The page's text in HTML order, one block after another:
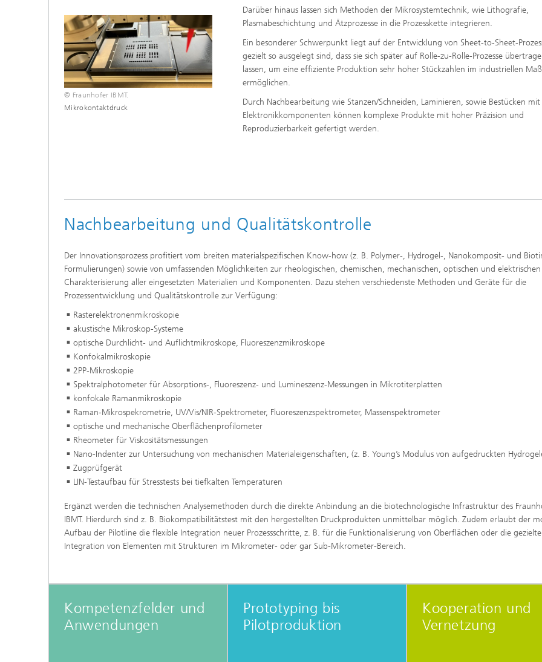
© Fraunhofer IBMT.
Mikrokontaktdruck
Darüber hinaus lassen sich Methoden der Mikrosystemtechnik, wie Lithografie,
Plasmabeschichtung und Ätzprozesse in die Prozesskette integrieren.
Ein besonderer Schwerpunkt liegt auf der Entwicklung von Sheet-to-Sheet-
gezielt so ausgelegt sind, dass sie sich später auf Rolle-zu-Rolle-Prozesse
lassen, um eine effiziente Produktion sehr hoher Stückzahlen im industriellen
ermöglichen.
Durch Nachbearbeitung wie Stanzen/Schneiden, Laminieren, sowie Bestücken mit
Elektronikkomponenten können komplexe Produkte mit hoher Präzision und
Reproduzierbarkeit gefertigt werden.
Nachbearbeitung und Qualitätskontrolle
Der Innovationsprozess profitiert vom breiten materialspezifischen Know-how (z. B. Polymer-, Hydrogel-, Nanokomposit- und
Formulierungen) sowie von umfassenden Möglichkeiten zur rheologischen, chemischen, mechanischen, optischen und elektrischen
Charakterisierung aller eingesetzten Materialien und Komponenten. Dazu stehen verschiedenste Methoden und Geräte für die
Prozessentwicklung und Qualitätskontrolle zur Verfügung:
Rasterelektronenmikroskopie
akustische Mikroskop-Systeme
optische Durchlicht- und Auflichtmikroskope, Fluoreszenzmikroskope
Konfokalmikroskopie
2PP-Mikroskopie
Spektralphotometer für Absorptions-, Fluoreszenz- und Lumineszenz-Messungen in Mikrotiterplatten
konfokale Ramanmikroskopie
Raman-Mikrospekrometrie, UV/Vis/NIR-Spektrometer, Fluoreszenzspektrometer, Massenspektrometer
optische und mechanische Oberflächenprofilometer
Rheometer für Viskositätsmessungen
Nano-Indenter zur Untersuchung von mechanischen Materialeigenschaften, (z. B. Young’s Modulus von aufgedruckten
Zugprüfgerät
LIN-Testaufbau für Stresstests bei tiefkalten Temperaturen
Ergänzt werden die technischen Analysemethoden durch die direkte Anbindung an die biotechnologische Infrastruktur des
IBMT. Hierdurch sind z. B. Biokompatibilitätstest mit den hergestellten Druckprodukten unmittelbar möglich. Zudem erlaubt der
Aufbau der Pilotline die flexible Integration neuer Prozessschritte, z. B. für die Funktionalisierung von Oberflächen oder die gezielte
Integration von Elementen mit Strukturen im Mikrometer- oder gar Sub-Mikrometer-Bereich.
Kompetenzfelder und
Anwendungen
Prototyping bis
Pilotproduktion
Kooperation und
Vernetzung